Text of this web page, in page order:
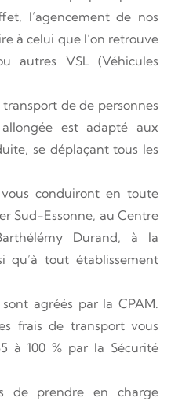
l’agencement de nos
à celui que l’on retrouve
autres VSL (Véhicules
de de personnes
est adapté aux
se déplaçant tous les
conduiront en toute
Sud-Essonne, au Centre
Durand, à la
qu’à tout établissement
agréés par la CPAM.
frais de transport vous
à 100 % par la Sécurité
de prendre en charge